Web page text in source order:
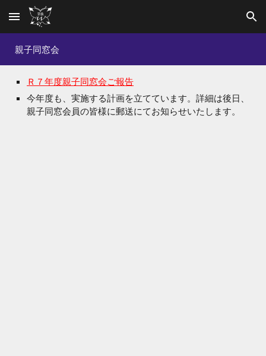
Skip to main content Skip to navigation
親子同窓会
Ｒ７年度親子同窓会ご報告
今年度も、実施する計画を立てています。詳細は後日、
親子同窓会員の皆様に郵送にてお知らせいたします。